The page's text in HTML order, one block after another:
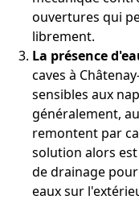
ouvertures qui
librement.
La présence
caves à
sensibles aux
généralement,
remontent par
solution alors
de drainage
eaux sur